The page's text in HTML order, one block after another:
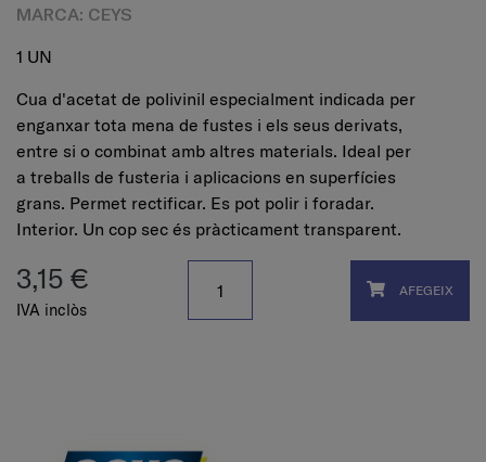
MARCA: CEYS
1 UN
Cua d'acetat de polivinil especialment indicada per
enganxar tota mena de fustes i els seus derivats,
entre si o combinat amb altres materials. Ideal per
a treballs de fusteria i aplicacions en superfícies
grans. Permet rectificar. Es pot polir i foradar.
Interior. Un cop sec és pràcticament transparent.
3,15 €
IVA inclòs
AFEGEIX